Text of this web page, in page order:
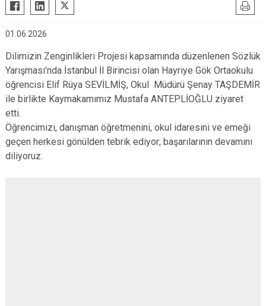
Bayrampaşa
Beşiktaş
Beyoğlu
Büyükçekmece
Çatalca
Esenler
Eyüpsultan
Pendik
Sarıyer
Şile
Silivri
Şişli
Beylikdüzü
Çekmeköy
Esenyurt
Sancaktepe
Sultangazi
01.06.2026
Dilimizin Zenginlikleri Projesi kapsamında düzenlenen Sözlük
Yarışması’nda İstanbul İl Birincisi olan Hayriye Gök Ortaokulu
öğrencisi Elif Rüya SEVİLMİŞ, Okul Müdürü Şenay TAŞDEMİR
ile birlikte Kaymakamımız Mustafa ANTEPLİOĞLU ziyaret
etti.
Öğrencimizi, danışman öğretmenini, okul idaresini ve emeği
geçen herkesi gönülden tebrik ediyor; başarılarının devamını
diliyoruz.